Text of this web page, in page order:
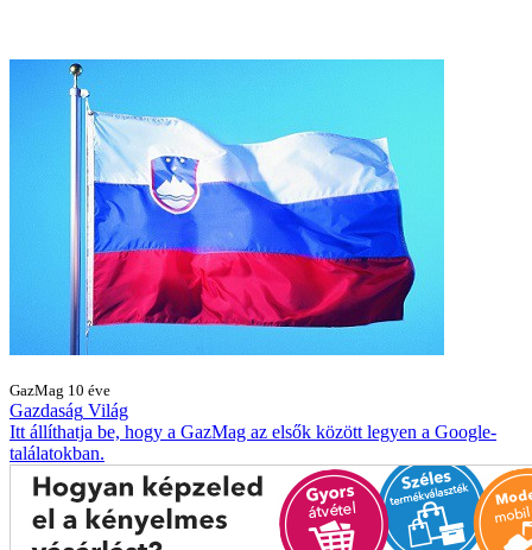
GazMag 10 éve
Gazdaság Világ
Itt állíthatja be, hogy a GazMag az elsők között legyen a Google-
találatokban.